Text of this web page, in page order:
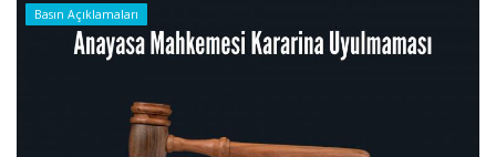
Basın Açıklamaları